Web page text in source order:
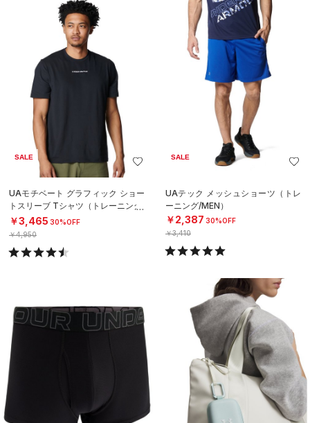
SALE
UAモチベート グラフィック ショー
トスリーブ Tシャツ（トレーニング/
MEN）
￥3,465 30%OFF
￥4,950
SALE
UAテック メッシュショーツ（トレ
ーニング/MEN）
￥2,387 30%OFF
￥3,410